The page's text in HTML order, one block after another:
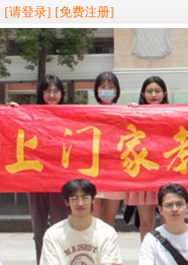
[请登录] [免费注册]